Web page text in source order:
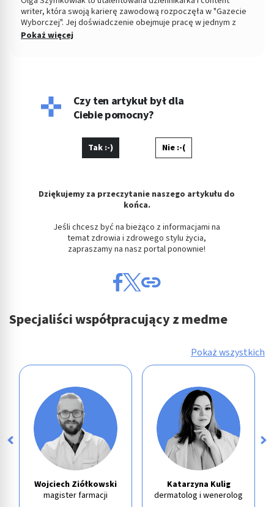
writer, która swoją karierę zawodową rozpoczęła w "Gazecie
Wyborczej". Jej doświadczenie obejmuje pracę w jednym z
wiodących polskich portali medycznych, gdzie zdobyła cenne
dziedzinie Kulturoznawstwa, wyróżnia się zdolnością do
przekazywania skomplikowanych tematów w przystępny i
angażujący sposób. Jej teksty charakteryzują się głębokim
Pokaż więcej
Czy ten artykuł był dla
Ciebie pomocny?
Tak :-) Nie :-(
Dziękujemy za przeczytanie naszego artykułu do
końca.
Jeśli chcesz być na bieżąco z informacjami na
temat zdrowia i zdrowego stylu życia,
zapraszamy na nasz portal ponownie!
Specjaliści współpracujący z medme
Pokaż wszystkich
Wojciech Ziółkowski
magister farmacji
Katarzyna Kulig
dermatolog i wenerolog